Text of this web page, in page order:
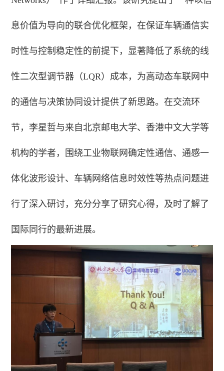
息价值为导向的联合优化框架，在保证车辆通信实
时性与控制稳定性的前提下，显著降低了系统的线
性二次型调节器（LQR）成本，为高动态车联网中
的通信与决策协同设计提供了新思路。在交流环
节，李星哲与来自北京邮电大学、香港中文大学等
机构的学者，围绕工业物联网确定性通信、通感一
体化波形设计、车辆网络信息时效性等热点问题进
行了深入研讨，充分分享了研究心得，及时了解了
国际同行的最新进展。